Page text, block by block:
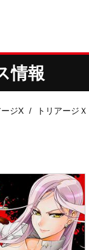
情報
ージX トリアージ